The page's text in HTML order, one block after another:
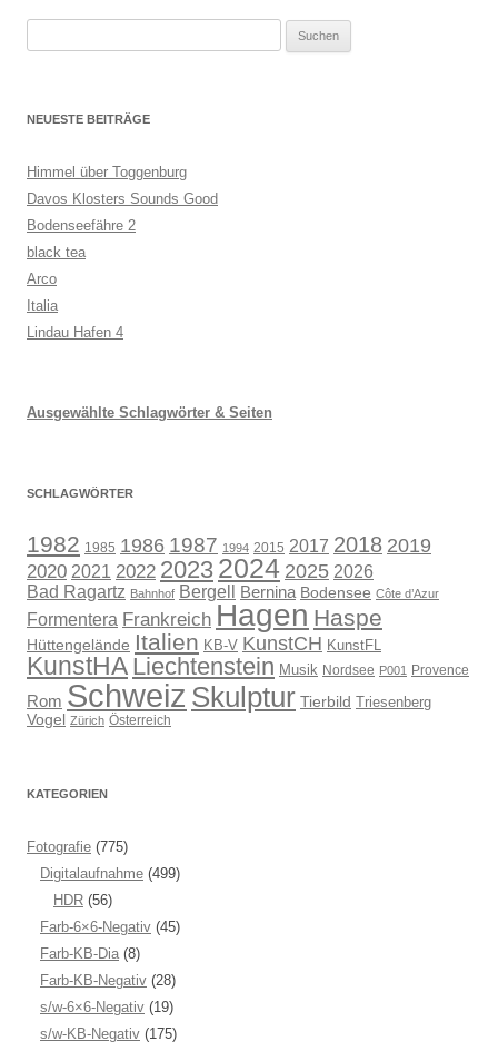
NEUESTE BEITRÄGE
Himmel über Toggenburg
Davos Klosters Sounds Good
Bodenseefähre 2
black tea
Arco
Italia
Lindau Hafen 4
Ausgewählte Schlagwörter & Seiten
SCHLAGWÖRTER
1982 1985 1986 1987 1994 2015 2017 2018 2019
2020 2021 2022 2023 2024 2025 2026
Bad Ragartz Bahnhof Bergell Bernina Bodensee Côte d’Azur
Formentera Frankreich Hagen Haspe
Hüttengelände Italien KB-V KunstCH KunstFL
KunstHA Liechtenstein Musik Nordsee P001 Provence
Rom Schweiz Skulptur Tierbild Triesenberg
Vogel
Zürich Österreich
KATEGORIEN
Fotografie (775)
Digitalaufnahme (499)
HDR (56)
Farb-6×6-Negativ (45)
Farb-KB-Dia (8)
Farb-KB-Negativ (28)
s/w-6×6-Negativ (19)
s/w-KB-Negativ (175)